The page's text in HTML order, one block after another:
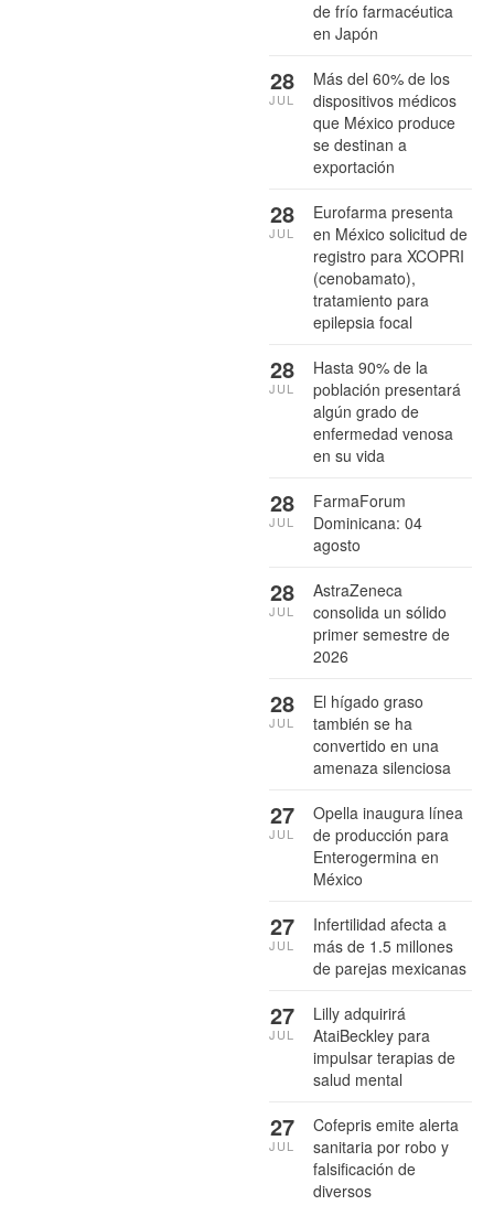
de frío farmacéutica
en Japón
Más del 60% de los
dispositivos médicos
que México produce
se destinan a
exportación
28
JUL
Eurofarma presenta
en México solicitud de
registro para XCOPRI
(cenobamato),
tratamiento para
epilepsia focal
28
JUL
Hasta 90% de la
población presentará
algún grado de
enfermedad venosa
en su vida
28
JUL
FarmaForum
Dominicana: 04
agosto
28
JUL
AstraZeneca
consolida un sólido
primer semestre de
2026
28
JUL
El hígado graso
también se ha
convertido en una
amenaza silenciosa
28
JUL
Opella inaugura línea
de producción para
Enterogermina en
México
27
JUL
Infertilidad afecta a
más de 1.5 millones
de parejas mexicanas
27
JUL
Lilly adquirirá
AtaiBeckley para
impulsar terapias de
salud mental
27
JUL
Cofepris emite alerta
sanitaria por robo y
falsificación de
diversos
27
JUL